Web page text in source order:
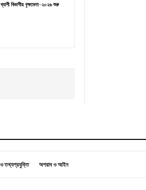
বিভাগীয় বৃক্ষমেলা-২০২৬ শুরু
ও তথ্যপ্রযুক্তি অপরাধ ও আইন